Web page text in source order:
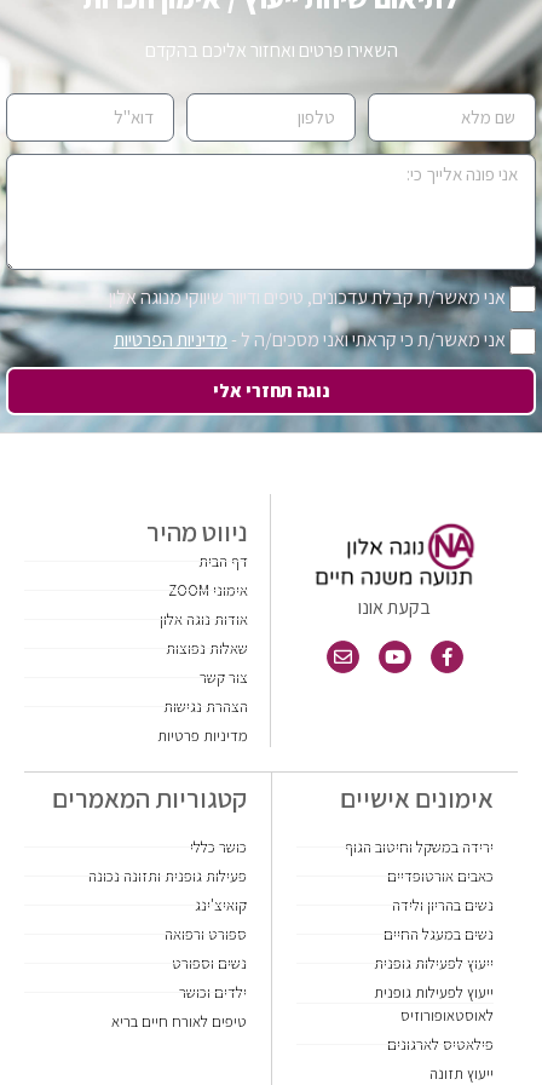
השאירו פרטים ואחזור אליכם בהקדם
אני מאשר/ת קבלת עדכונים, טיפים ודיוור שיווקי מנוגה אלון
אני מאשר/ת כי קראתי ואני מסכים/ה ל -מדיניות הפרטיות
נוגה תחזרי אלי
בקעת אונו
ניווט מהיר
דף הבית
אימוני ZOOM
אודות נוגה אלון
שאלות נפוצות
צור קשר
הצהרת נגישות
מדיניות פרטיות
אימונים אישיים
ירידה במשקל וחיטוב הגוף
כאבים אורטופדיים
נשים בהריון ולידה
נשים במעגל החיים
ייעוץ לפעילות גופנית
ייעוץ לפעילות גופנית
לאוסטאופורוזיס
פילאטיס לארגונים
ייעוץ תזונה
קטגוריות המאמרים
כושר כללי
פעילות גופנית ותזונה נכונה
קואיצ'ינג
ספורט ורפואה
נשים וספורט
ילדים וכושר
טיפים לאורח חיים בריא